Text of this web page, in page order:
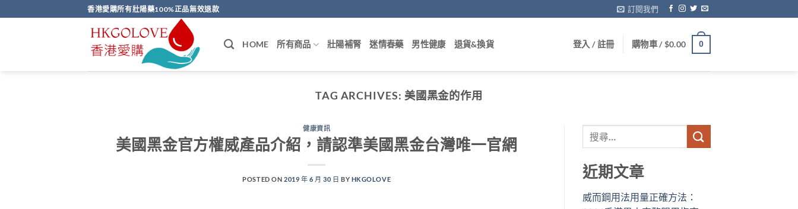
to
香港愛購所有壯陽藥100%正品無效退款 訂閱我們
HOME 所有商品 壯陽補腎 迷情春藥 男性健康 退貨&換貨 登入 / 註冊 購物車 /$0.00 0
TAG ARCHIVES: 美國黑金的作用
健康資訊
美國黑金官方權威產品介紹，請認準美國黑金台灣唯一官網
POSTED ON 2019 年 6 月 30 日 BY HKGOLOVE 近期文章
威而鋼用法用量正確方法：